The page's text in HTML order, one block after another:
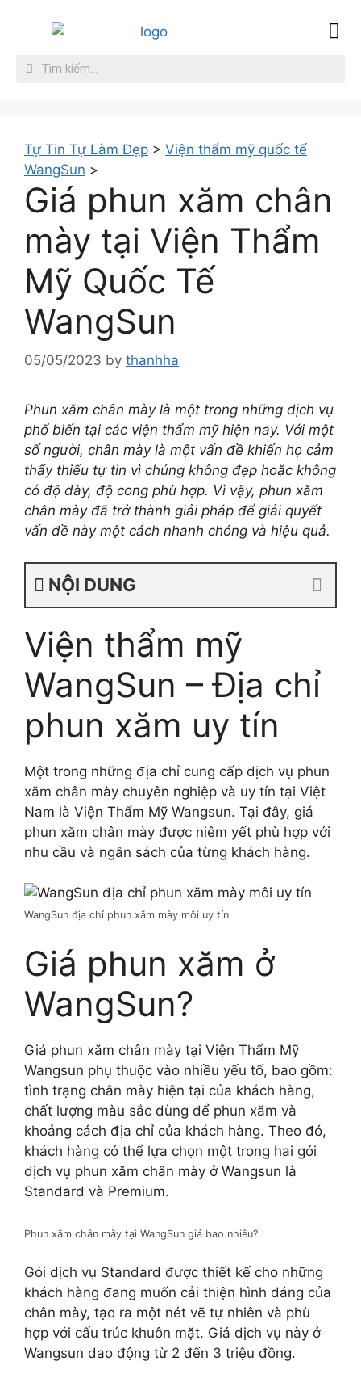
Tự Tin Tự Làm Đẹp > Viện thẩm mỹ quốc tế
WangSun >
Giá phun xăm chân
mày tại Viện Thẩm
Mỹ Quốc Tế
WangSun
05/05/2023 by thanhha
Phun xăm chân mày là một trong những dịch vụ
phổ biến tại các viện thẩm mỹ hiện nay. Với một
số người, chân mày là một vấn đề khiến họ cảm
thấy thiếu tự tin vì chúng không đẹp hoặc không
có độ dày, độ cong phù hợp. Vì vậy, phun xăm
chân mày đã trở thành giải pháp để giải quyết
vấn đề này một cách nhanh chóng và hiệu quả.
NỘI DUNG
Viện thẩm mỹ
WangSun – Địa chỉ
phun xăm uy tín
Một trong những địa chỉ cung cấp dịch vụ phun
xăm chân mày chuyên nghiệp và uy tín tại Việt
Nam là Viện Thẩm Mỹ Wangsun. Tại đây, giá
phun xăm chân mày được niêm yết phù hợp với
nhu cầu và ngân sách của từng khách hàng.
WangSun địa chỉ phun xăm mày môi uy tín
Giá phun xăm ở
WangSun?
Giá phun xăm chân mày tại Viện Thẩm Mỹ
Wangsun phụ thuộc vào nhiều yếu tố, bao gồm:
tình trạng chân mày hiện tại của khách hàng,
chất lượng màu sắc dùng để phun xăm và
khoảng cách địa chỉ của khách hàng. Theo đó,
khách hàng có thể lựa chọn một trong hai gói
dịch vụ phun xăm chân mày ở Wangsun là
Standard và Premium.
Phun xăm chân mày tại WangSun giá bao nhiêu?
Gói dịch vụ Standard được thiết kế cho những
khách hàng đang muốn cải thiện hình dáng của
chân mày, tạo ra một nét vẽ tự nhiên và phù
hợp với cấu trúc khuôn mặt. Giá dịch vụ này ở
Wangsun dao động từ 2 đến 3 triệu đồng.